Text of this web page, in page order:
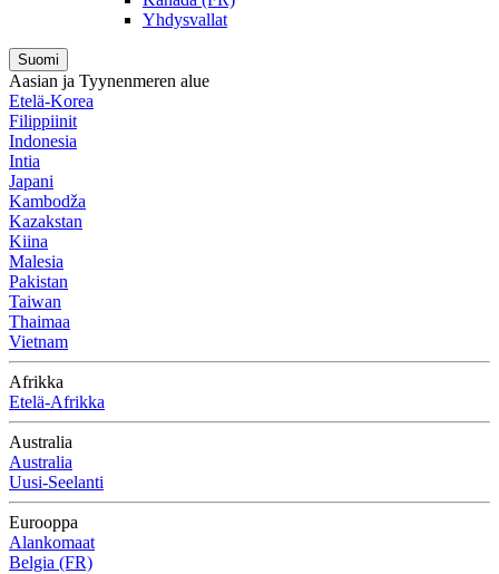
Yhdysvallat
Suomi
Aasian ja Tyynenmeren alue
Etelä-Korea
Filippiinit
Indonesia
Intia
Japani
Kambodža
Kazakstan
Kiina
Malesia
Pakistan
Taiwan
Thaimaa
Vietnam
Afrikka
Etelä-Afrikka
Australia
Australia
Uusi-Seelanti
Eurooppa
Alankomaat
Belgia (FR)